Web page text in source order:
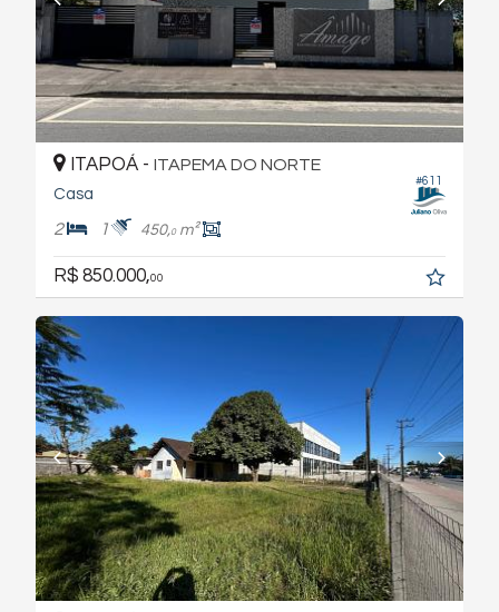
#611
ITAPOÁ - ITAPEMA DO NORTE
Casa
2 1 450,0m²
R$ 850.000,00